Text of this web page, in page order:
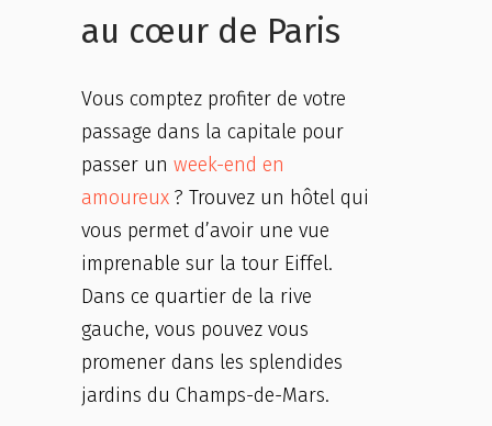
au cœur de Paris
Vous comptez profiter de votre
passage dans la capitale pour
passer un week-end en
amoureux ? Trouvez un hôtel qui
vous permet d’avoir une vue
imprenable sur la tour Eiffel.
Dans ce quartier de la rive
gauche, vous pouvez vous
promener dans les splendides
jardins du Champs-de-Mars.